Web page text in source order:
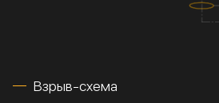
Взрыв-схема